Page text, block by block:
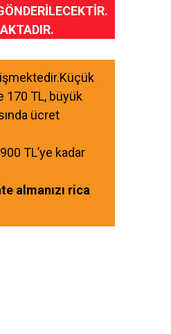
170 TL, büyük
ücret
TL’ye kadar
almanızı rica